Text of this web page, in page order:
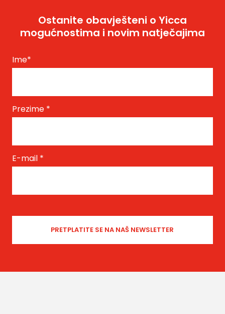
Ostanite obavješteni o Yicca
mogućnostima i novim natječajima
Ime*
Prezime *
E-mail *